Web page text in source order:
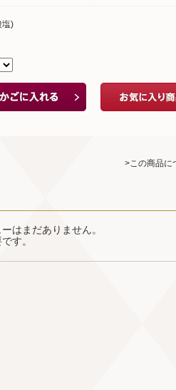
塩)
>この商品に
はまだありません。
す。